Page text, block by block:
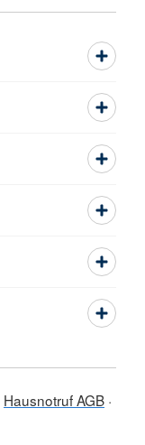
Hausnotruf AGB